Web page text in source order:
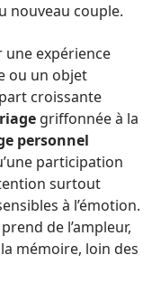
nouveau couple.
une expérience
ou un objet
croissante
griffonnée à la
personnel
participation
surtout
à l’émotion.
prend de l’ampleur,
mémoire, loin des